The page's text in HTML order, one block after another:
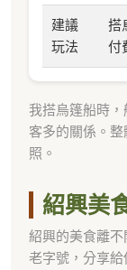
建議
玩法
搭
付
我搭烏篷船時
客多的關係。
照。
紹興美
紹興的美食離
老字號，分享給